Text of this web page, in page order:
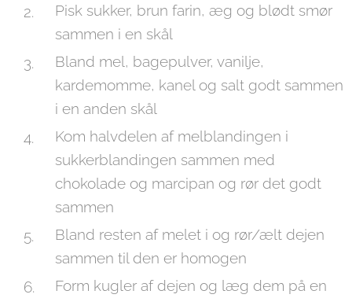
Pisk sukker, brun farin, æg og blødt smør
sammen i en skål
Bland mel, bagepulver, vanilje,
kardemomme, kanel og salt godt sammen
i en anden skål
Kom halvdelen af melblandingen i
sukkerblandingen sammen med
chokolade og marcipan og rør det godt
sammen
Bland resten af melet i og rør/ælt dejen
sammen til den er homogen
Form kugler af dejen og læg dem på en